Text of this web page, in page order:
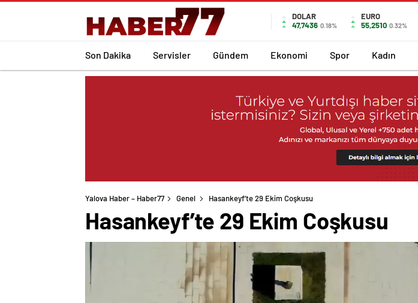
DOLAR
47,7436 0.18%
EURO
55,2510 0.32%
Son Dakika Servisler Gündem Ekonomi Spor Kadın
Yalova Haber – Haber77 Genel Hasankeyf’te 29 Ekim Coşkusu
Hasankeyf’te 29 Ekim Coşkusu